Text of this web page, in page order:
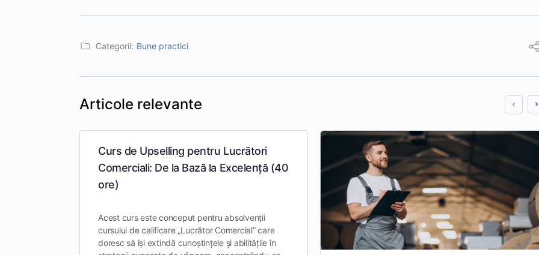
Categorii: Bune practici
Articole relevante
Curs de Upselling pentru Lucrători
Comerciali: De la Bază la Excelență (40
ore)
Acest curs este conceput pentru absolvenții
cursului de calificare „Lucrător Comercial” care
doresc să își extindă cunoștințele și abilitățile în